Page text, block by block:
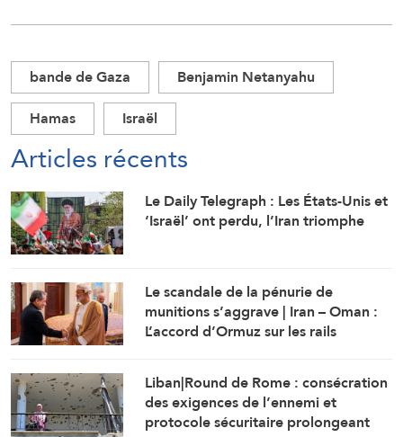
bande de Gaza
Benjamin Netanyahu
Hamas
Israël
Articles récents
Le Daily Telegraph : Les États-Unis et
‘Israël’ ont perdu, l’Iran triomphe
Le scandale de la pénurie de
munitions s’aggrave | Iran – Oman :
L’accord d’Ormuz sur les rails
Liban|Round de Rome : consécration
des exigences de l’ennemi et
protocole sécuritaire prolongeant